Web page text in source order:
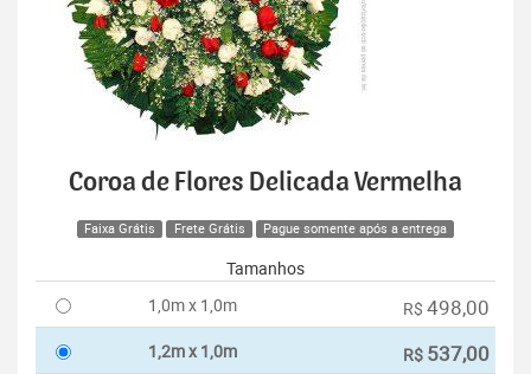
Coroa de Flores Delicada Vermelha
Faixa Grátis Frete Grátis Pague somente após a entrega
Tamanhos
1,0m x 1,0m
R$ 498,00
1,2m x 1,0m R$ 537,00